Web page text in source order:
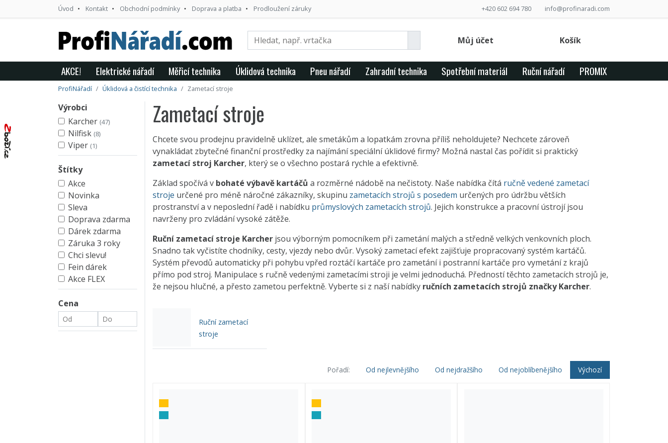
Úvod Kontakt Obchodní podmínky Doprava a platba Prodloužení záruky +420 602 694 780 info@profinaradi.com
Můj účet Košík
AKCE! Elektrické nářadí Měřicí technika Úklidová technika Pneu nářadí Zahradní technika Spotřební materiál Ruční nářadí PROMIX
ProfiNářadí Úklidová a čistící technika Zametací stroje
Výrobci
Karcher (47)
Nilfisk (8)
Viper (1)
Štítky
Akce
Novinka
Sleva
Doprava zdarma
Dárek zdarma
Záruka 3 roky
Chci slevu!
Fein dárek
Akce FLEX
Cena
Zametací stroje
Chcete svou prodejnu pravidelně uklízet, ale smetákům a lopatkám zrovna příliš neholdujete? Nechcete zároveň
vynakládat zbytečné finanční prostředky za najímání speciální úklidové firmy? Možná nastal čas pořídit si praktický
zametací stroj Karcher, který se o všechno postará rychle a efektivně.
Základ spočívá v bohaté výbavě kartáčů a rozměrné nádobě na nečistoty. Naše nabídka čítá ručně vedené zametací
stroje určené pro méně náročné zákazníky, skupinu zametacích strojů s posedem určených pro údržbu větších
prostranství a v neposlední řadě i nabídku průmyslových zametacích strojů. Jejich konstrukce a pracovní ústrojí jsou
navrženy pro zvládání vysoké zátěže.
Ruční zametací stroje Karcher jsou výborným pomocníkem při zametání malých a středně velkých venkovních ploch.
Snadno tak vyčistíte chodníky, cesty, vjezdy nebo dvůr. Vysoký zametací efekt zajišťuje propracovaný systém kartáčů.
Systém převodů automaticky při pohybu vpřed roztáčí kartáče pro zametání i postranní kartáče pro vymetání z krajů
přímo pod stroj. Manipulace s ručně vedenými zametacími stroji je velmi jednoduchá. Předností těchto zametacích strojů je,
že nejsou hlučné, a přesto zametou perfektně. Vyberte si z naší nabídky ručních zametacích strojů značky Karcher.
Ruční zametací
stroje
Pořadí: Od nejlevnějšího Od nejdražšího Od nejoblíbenějšího Výchozí